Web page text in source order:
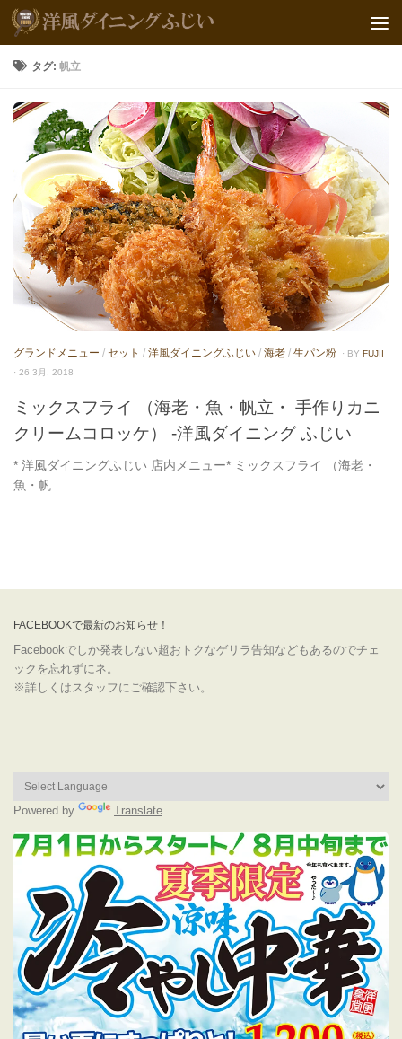
タグ:帆立
グランドメニュー / セット / 洋風ダイニングふじい / 海老 / 生パン粉 · BY FUJII
· 26 3月, 2018
ミックスフライ （海老・魚・帆立・ 手作りカニ
クリームコロッケ） -洋風ダイニング ふじい
* 洋風ダイニングふじい 店内メニュー* ミックスフライ （海老・
魚・帆...
FACEBOOKで最新のお知らせ！
Facebookでしか発表しない超おトクなゲリラ告知などもあるのでチェ
ックを忘れずにネ。
※詳しくはスタッフにご確認下さい。
Powered by Translate